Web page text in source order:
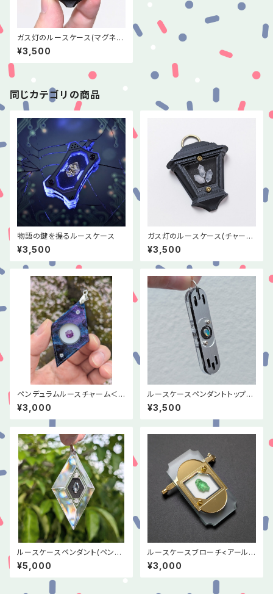
ガス灯のルースケース(マグネッ
トタイプ)
¥3,500
同じカテゴリの商品
物語の鍵を握るルースケース
¥3,500
ガス灯のルースケース(チャーム
タイプ)
¥3,500
ペンデュラムルースチャーム＜
宇宙＞
¥3,000
ルースケースペンダントトップ＜
スティック＞
¥3,500
ルースケースペンダント(ペンデ
ュラム・クリア)
¥5,000
ルースケースブローチ<アール・
デコ100周年記念デザイン>
¥3,000